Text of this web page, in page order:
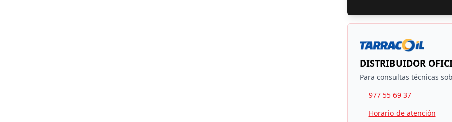
DISTRIBUIDOR
Para consultas técnicas
977 55 69 37
Horario de atención